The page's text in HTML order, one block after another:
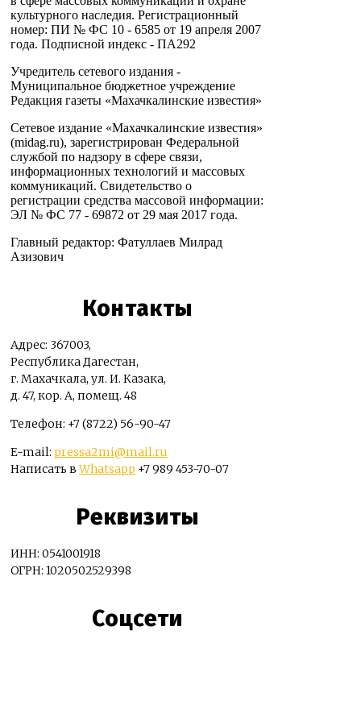
культурного наследия. Регистрационный
номер: ПИ № ФС 10 - 6585 от 19 апреля 2007
года. Подписной индекс - ПА292
Учредитель сетевого издания -
Муниципальное бюджетное учреждение
Редакция газеты «Махачкалинские известия»
Сетевое издание «Махачкалинские известия»
(midag.ru), зарегистрирован Федеральной
службой по надзору в сфере связи,
информационных технологий и массовых
коммуникаций. Свидетельство о
регистрации средства массовой информации:
ЭЛ № ФС 77 - 69872 от 29 мая 2017 года.
Главный редактор: Фатуллаев Милрад
Азизович
Контакты
Адрес: 367003,
Республика Дагестан,
г. Махачкала, ул. И. Казака,
д. 47, кор. А, помещ. 48
Телефон: +7 (8722) 56-90-47
E-mail: pressa2mi@mail.ru
Написать вWhatsapp +7 989 453-70-07
Реквизиты
ИНН: 0541001918
ОГРН: 1020502529398
Соцсети